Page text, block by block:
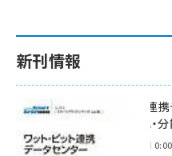
新刊情報
ワット・ビット
時代に多様化・
2025年11月28日 0:00